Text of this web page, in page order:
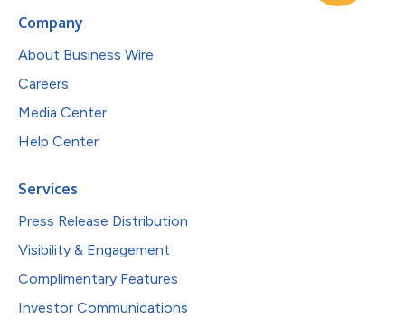
Company
About Business Wire
Careers
Media Center
Help Center
Services
Press Release Distribution
Visibility & Engagement
Complimentary Features
Investor Communications